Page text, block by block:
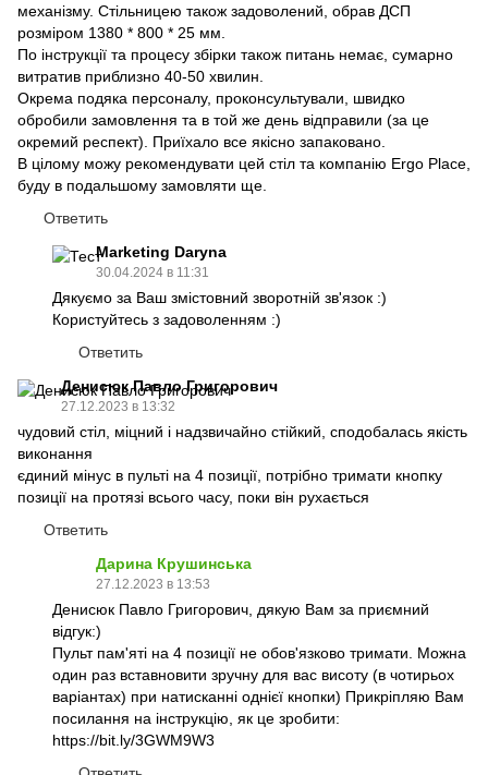
механізму. Стільницею також задоволений, обрав ДСП
розміром 1380 * 800 * 25 мм.
По інструкції та процесу збірки також питань немає, сумарно
витратив приблизно 40-50 хвилин.
Окрема подяка персоналу, проконсультували, швидко
обробили замовлення та в той же день відправили (за це
окремий респект). Приїхало все якісно запаковано.
В цілому можу рекомендувати цей стіл та компанію Ergo Place,
буду в подальшому замовляти ще.
Ответить
Marketing Daryna
30.04.2024 в 11:31
Дякуємо за Ваш змістовний зворотній зв'язок :)
Користуйтесь з задоволенням :)
Ответить
Денисюк Павло Григорович
27.12.2023 в 13:32
чудовий стіл, міцний і надзвичайно стійкий, сподобалась якість
виконання
єдиний мінус в пульті на 4 позиції, потрібно тримати кнопку
позиції на протязі всього часу, поки він рухається
Ответить
Дарина Крушинська
27.12.2023 в 13:53
Денисюк Павло Григорович, дякую Вам за приємний
відгук:)
Пульт пам'яті на 4 позиції не обов'язково тримати. Можна
один раз вставновити зручну для вас висоту (в чотирьох
варіантах) при натисканні однієї кнопки) Прикріпляю Вам
посилання на інструкцію, як це зробити:
https://bit.ly/3GWM9W3